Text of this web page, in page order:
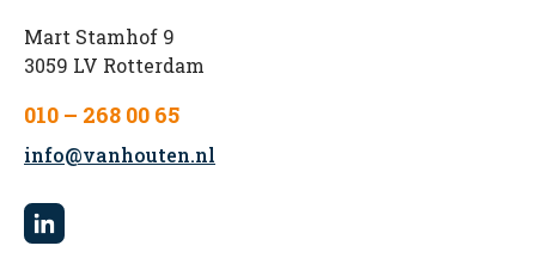
Mart Stamhof 9
3059 LV Rotterdam
010 – 268 00 65
info@vanhouten.nl